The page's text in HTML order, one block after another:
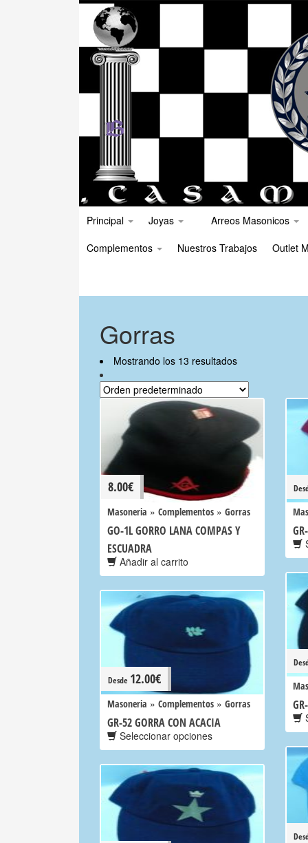
Principal Joyas
Arreos Masonicos
Complementos
Nuestros Trabajos Outlet
Gorras
Mostrando los 13 resultados
8.00€
Masoneria » Complementos » Gorras
GO-1L GORRO LANA COMPAS Y
ESCUADRA
Añadir al carrito
Desde 12.00€
Masoneria » Complementos » Gorras
GR-52 GORRA CON ACACIA
Seleccionar opciones